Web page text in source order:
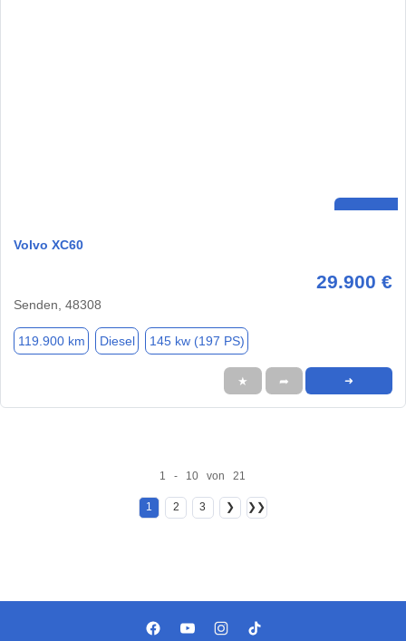
Volvo XC60
29.900 €
Senden, 48308
119.900 km Diesel 145 kw (197 PS)
★ ➦ ➜
1 - 10 von 21
1 2 3 ❯ ❯❯